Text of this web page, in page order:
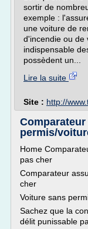
sortir de
exemple :
une voiture de
d'incendie ou de
indispensable
possèdent un...
Lire la suite
Site : http://
permis/
Home
pas cher
Comparateur
cher
Voiture sans
Sachez que la
délit punissable